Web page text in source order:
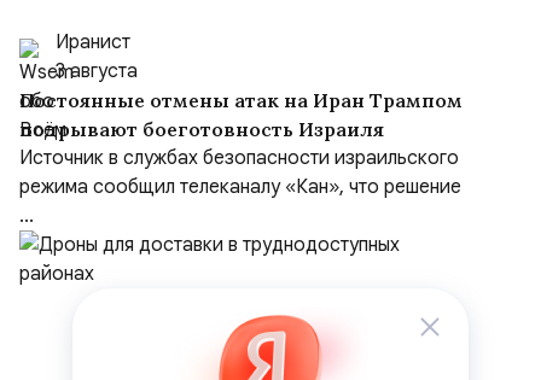
Иранист
3 августа
Постоянные отмены атак на Иран Трампом
подрывают боеготовность Израиля
Источник в службах безопасности израильского
режима сообщил телеканалу «Кан», что решение
...